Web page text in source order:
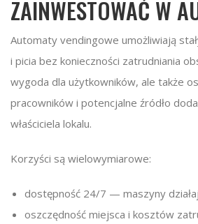
ZAINWESTOWAĆ W
Automaty vendingowe umożliwiają
i picia bez konieczności zatrudniania
wygoda dla użytkowników, ale także
pracowników i potencjalne źródło
właściciela lokalu.
Korzyści są wielowymiarowe:
dostępność 24/7 — maszyny
oszczędność miejsca i kosztów